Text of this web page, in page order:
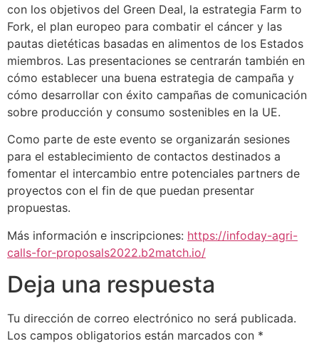
con los objetivos del Green Deal, la estrategia Farm to
Fork, el plan europeo para combatir el cáncer y las
pautas dietéticas basadas en alimentos de los Estados
miembros. Las presentaciones se centrarán también en
cómo establecer una buena estrategia de campaña y
cómo desarrollar con éxito campañas de comunicación
sobre producción y consumo sostenibles en la UE.
Como parte de este evento se organizarán sesiones
para el establecimiento de contactos destinados a
fomentar el intercambio entre potenciales partners de
proyectos con el fin de que puedan presentar
propuestas.
Más información e inscripciones: https://infoday-agri-
calls-for-proposals2022.b2match.io/
Deja una respuesta
Tu dirección de correo electrónico no será publicada.
Los campos obligatorios están marcados con *